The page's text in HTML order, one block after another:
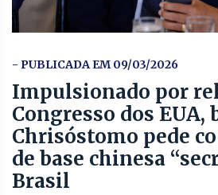
- PUBLICADA EM 09/03/2026
Impulsionado por
Congresso dos
Chrisóstomo pede
de base chinesa
Brasil